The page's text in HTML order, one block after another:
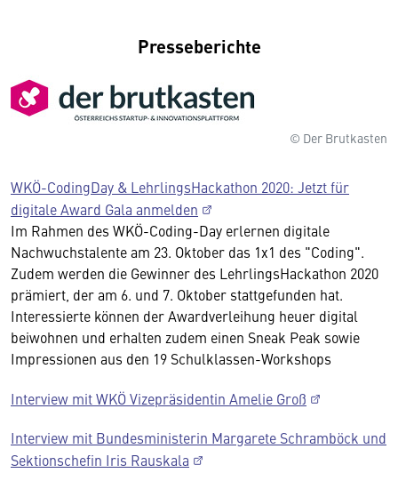
Presseberichte
© Der Brutkasten
WKÖ-CodingDay & LehrlingsHackathon 2020: Jetzt für
digitale Award Gala anmelden
Im Rahmen des WKÖ-Coding-Day erlernen digitale
Nachwuchstalente am 23. Oktober das 1x1 des "Coding".
Zudem werden die Gewinner des LehrlingsHackathon 2020
prämiert, der am 6. und 7. Oktober stattgefunden hat.
Interessierte können der Awardverleihung heuer digital
beiwohnen und erhalten zudem einen Sneak Peak sowie
Impressionen aus den 19 Schulklassen-Workshops
Interview mit WKÖ Vizepräsidentin Amelie Groß
Interview mit Bundesministerin Margarete Schramböck und
Sektionschefin Iris Rauskala